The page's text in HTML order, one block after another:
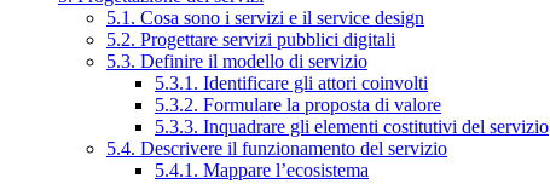
5.1. Cosa sono i servizi e il service design
5.2. Progettare servizi pubblici digitali
5.3. Definire il modello di servizio
5.3.1. Identificare gli attori coinvolti
5.3.2. Formulare la proposta di valore
5.3.3. Inquadrare gli elementi costitutivi del servizio
5.4. Descrivere il funzionamento del servizio
5.4.1. Mappare l’ecosistema